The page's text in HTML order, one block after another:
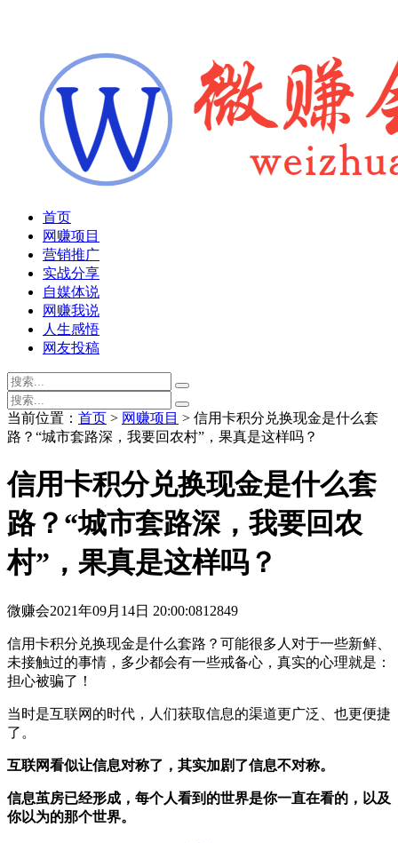
首页
网赚项目
营销推广
实战分享
自媒体说
网赚我说
人生感悟
网友投稿
当前位置： 首页 > 网赚项目 > 信用卡积分兑换现金是什么套
路？“城市套路深，我要回农村”，果真是这样吗？
信用卡积分兑换现金是什么套
路？“城市套路深，我要回农
村”，果真是这样吗？
微赚会2021年09月14日 20:00:0812849
信用卡积分兑换现金是什么套路？可能很多人对于一些新鲜、
未接触过的事情，多少都会有一些戒备心，真实的心理就是：
担心被骗了！
当时是互联网的时代，人们获取信息的渠道更广泛、也更便捷
了。
互联网看似让信息对称了，其实加剧了信息不对称。
信息茧房已经形成，每个人看到的世界是你一直在看的，以及
你以为的那个世界。